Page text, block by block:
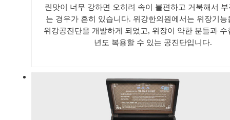
린맛이 너무 강하면 오히려 속이 불편하고 거북해서
는 경우가 흔히 있습니다. 위강한의원에서는 위장기능
위강공진단을 개발하게 되었고, 위장이 약한 분들과 수
년도 복용할 수 있는 공진단입니다.